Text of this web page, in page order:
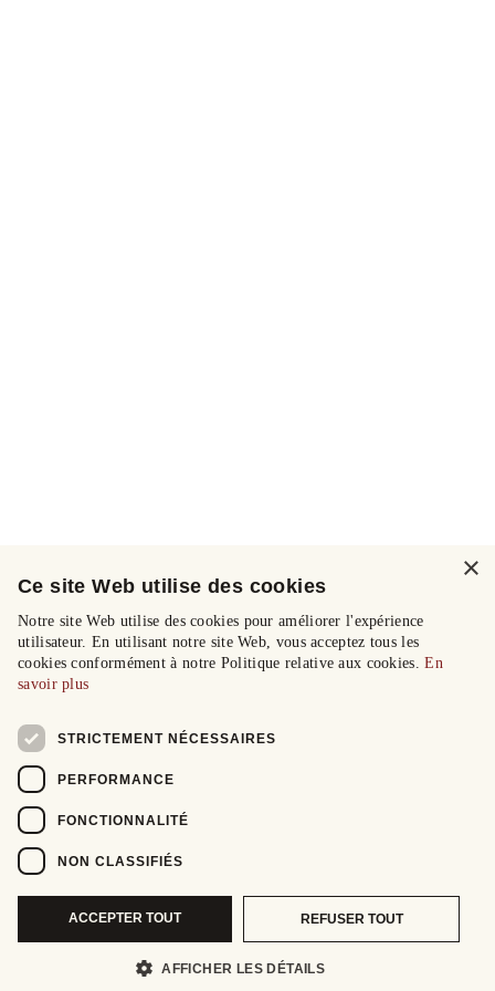
×
Ce site Web utilise des cookies
Notre site Web utilise des cookies pour améliorer l'expérience
utilisateur. En utilisant notre site Web, vous acceptez tous les
cookies conformément à notre Politique relative aux cookies.En
savoir plus
STRICTEMENT NÉCESSAIRES
PERFORMANCE
FONCTIONNALITÉ
NON CLASSIFIÉS
ACCEPTER TOUT REFUSER TOUT
AFFICHER LES DÉTAILS